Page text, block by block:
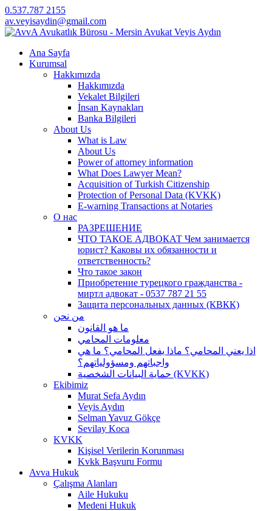
0.537.787 2155
av.veyisaydin@gmail.com
Ana Sayfa
Kurumsal
Hakkımızda
Hakkımızda
Vekalet Bilgileri
İnsan Kaynakları
Banka Bilgileri
About Us
What is Law
About Us
Power of attorney information
What Does Lawyer Mean?
Acquisition of Turkish Citizenship
Protection of Personal Data (KVKK)
E-warning Transactions at Notaries
О нас
РАЗРЕШЕНИЕ
ЧТО ТАКОЕ АДВОКАТ Чем занимается
юрист? Каковы их обязанности и
ответственность?
Что такое закон
Приобретение турецкого гражданства -
миртл адвокат - 0537 787 21 55
Защита персональных данных (КВКК)
من نحن
ما هو القانون
معلومات المحامي
اذا يعني المحامي؟ ماذا يفعل المحامي؟ ما هي
واجباتهم ومسؤولياتهم؟
حماية البيانات الشخصية (KVKK)
Ekibimiz
Murat Sefa Aydın
Veyis Aydın
Selman Yavuz Gökçe
Sevilay Koca
KVKK
Kişisel Verilerin Korunması
Kvkk Başvuru Formu
Avva Hukuk
Çalışma Alanları
Aile Hukuku
Medeni Hukuk